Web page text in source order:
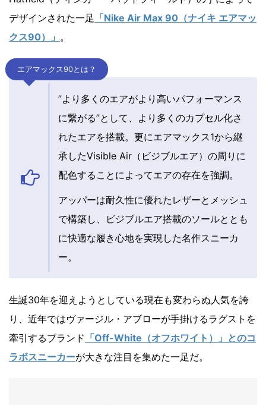
デザインされた一足 「Nike Air Max 90（ナイキ エアマッ
クス90）」 。
エアマックス90とは？
”より多くのエアがより高いパフォーマンス
に繋がる”として、より多くのカプセル化さ
れたエアを搭載。更にエアマックス1から継
承したVisible Air（ビジブルエア）の周りに
配色することによってエアの存在を強調。
アッパーは耐久性に優れたレザーとメッシュ
で構築し、ビジブルエア搭載のソールととも
に快適な履き心地を実現した名作スニーカ
ー。
生誕30年を迎えようとしている現在も変わらぬ人気を誇
り、近年ではヴァージル・アブローが手掛けるラグストを
牽引するブランド 「Off-White（オフホワイト）」とのコ
ラボスニーカーが大きな注目を集めた一足だ。